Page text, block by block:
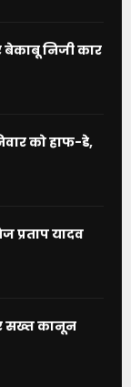
निजी कार
को हाफ-डे,
प्रताप यादव
सख्त कानून